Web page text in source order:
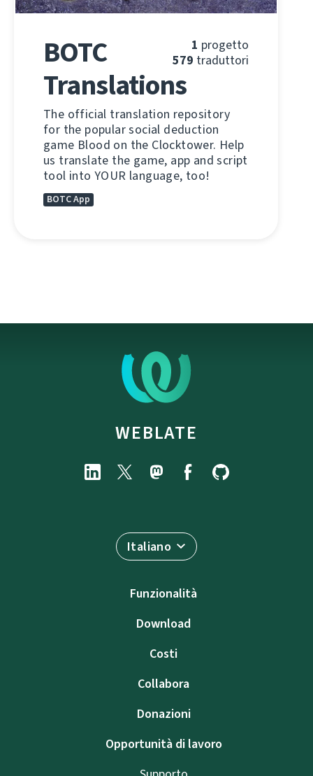
1 progetto
579 traduttori
BOTC
Translations
The official translation repository
for the popular social deduction
game Blood on the Clocktower. Help
us translate the game, app and script
tool into YOUR language, too!
BOTC App
WEBLATE
Italiano
Funzionalità
Download
Costi
Collabora
Donazioni
Opportunità di lavoro